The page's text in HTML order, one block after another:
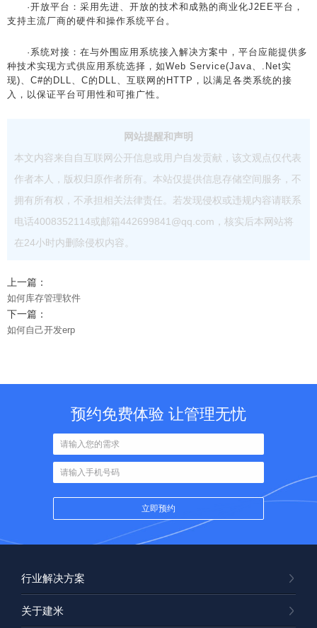
·开放平台：采用先进、开放的技术和成熟的商业化J2EE平台，
支持主流厂商的硬件和操作系统平台。
·系统对接：在与外围应用系统接入解决方案中，平台应能提供多
种技术实现方式供应用系统选择，如Web Service(Java、.Net实
现)、C#的DLL、C的DLL、互联网的HTTP，以满足各类系统的接
入，以保证平台可用性和可推广性。
网站提醒和声明
本文内容来自自互联网公开信息或用户自发贡献，该文观点仅代表
作者本人，版权归原作者所有。本站仅提供信息存储空间服务，不
拥有所有权，不承担相关法律责任。若发现侵权或违规内容请联系
电话4008352114或邮箱442699841@qq.com，核实后本网站将
在24小时内删除侵权内容。
上一篇：
如何库存管理软件
下一篇：
如何自己开发erp
预约免费体验 让管理无忧
行业解决方案
关于建米